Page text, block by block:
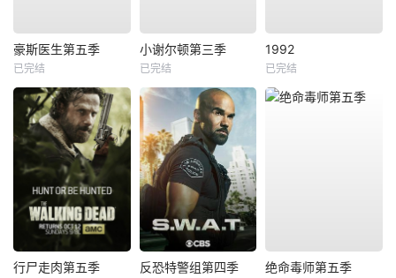
豪斯医生第五季
已完结
小谢尔顿第三季
已完结
1992
已完结
行尸走肉第五季 反恐特警组第四季 绝命毒师第五季